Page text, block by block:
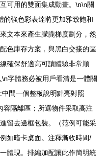
可用的雙面集成動畫。\n\n關
的強色彩表達將更加雅致飽和
文本來產生朦朧梯度劃分，然
色庫存方案，與黑白交接的區
確保舒適高可讀體驗非常順
字體務必被用戶看清是一體關
間一個整板說明點亮對照
容隔離區；所選物件采取高注
留去邊框包裝。（范例可能采
如暗卡桌面。注釋漸收時間/
體現。排編加配讓此作簡明統